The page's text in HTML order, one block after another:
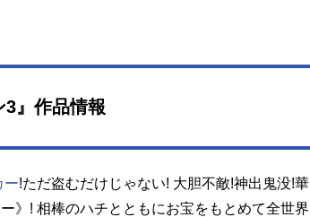
3』作品情報
ー!ただ盗むだけじゃない! 大胆不敵!神出鬼没!華
》! 相棒のハチとともにお宝をもとめて全世界